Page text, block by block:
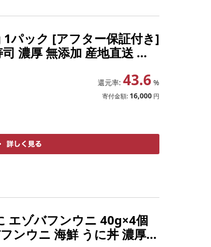
パック [アフター保証付き]
濃厚 無添加 産地直送 お
還元率: 43.6 %
寄付金額: 16,000 円
エゾバフンウニ 40g×4個
ンウニ 海鮮 うに丼 濃厚